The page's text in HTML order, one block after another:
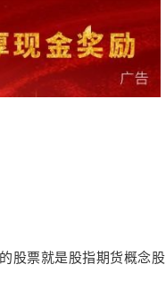
股票就是股指期货概念股